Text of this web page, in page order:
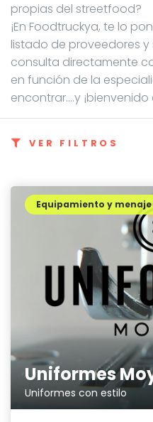
propias del streetfood?
¡En Foodtruckya, te lo
listado de proveedores
consulta directamente
en función de la
encontrar....y
VER FILTROS
Uniformes
Uniformes con estilo
Equipamiento y menaje